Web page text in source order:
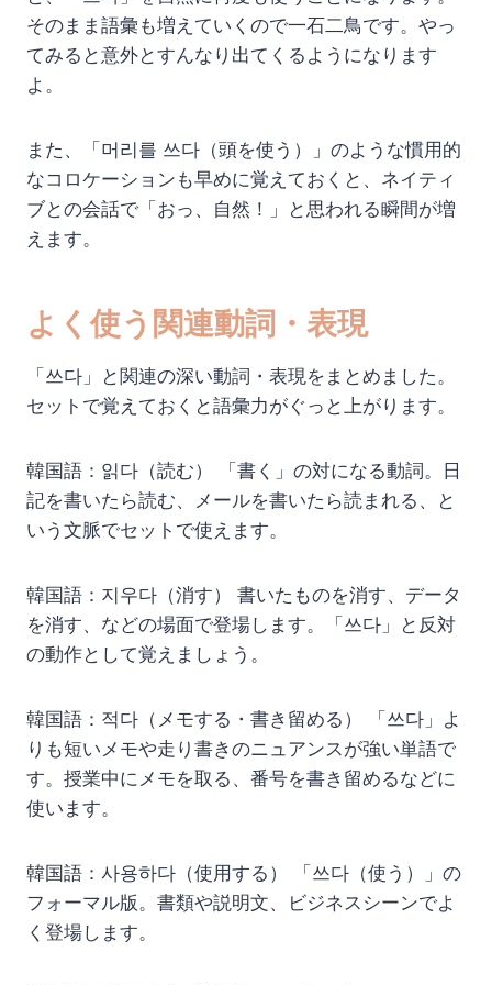
そのまま語彙も増えていくので一石二鳥です。やっ
てみると意外とすんなり出てくるようになります
よ。
また、「머리를 쓰다（頭を使う）」のような慣用的
なコロケーションも早めに覚えておくと、ネイティ
ブとの会話で「おっ、自然！」と思われる瞬間が増
えます。
よく使う関連動詞・表現
「쓰다」と関連の深い動詞・表現をまとめました。
セットで覚えておくと語彙力がぐっと上がります。
韓国語：읽다（読む） 「書く」の対になる動詞。日
記を書いたら読む、メールを書いたら読まれる、と
いう文脈でセットで使えます。
韓国語：지우다（消す） 書いたものを消す、データ
を消す、などの場面で登場します。「쓰다」と反対
の動作として覚えましょう。
韓国語：적다（メモする・書き留める） 「쓰다」よ
りも短いメモや走り書きのニュアンスが強い単語で
す。授業中にメモを取る、番号を書き留めるなどに
使います。
韓国語：사용하다（使用する） 「쓰다（使う）」の
フォーマル版。書類や説明文、ビジネスシーンでよ
く登場します。